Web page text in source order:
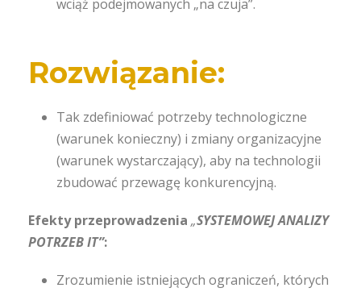
wciąż podejmowanych „na czuja”.
Rozwiązanie:
Tak zdefiniować potrzeby technologiczne
(warunek konieczny) i zmiany organizacyjne
(warunek wystarczający), aby na technologii
zbudować przewagę konkurencyjną.
Efekty przeprowadzenia „SYSTEMOWEJ ANALIZY
POTRZEB IT”:
Zrozumienie istniejących ograniczeń, których